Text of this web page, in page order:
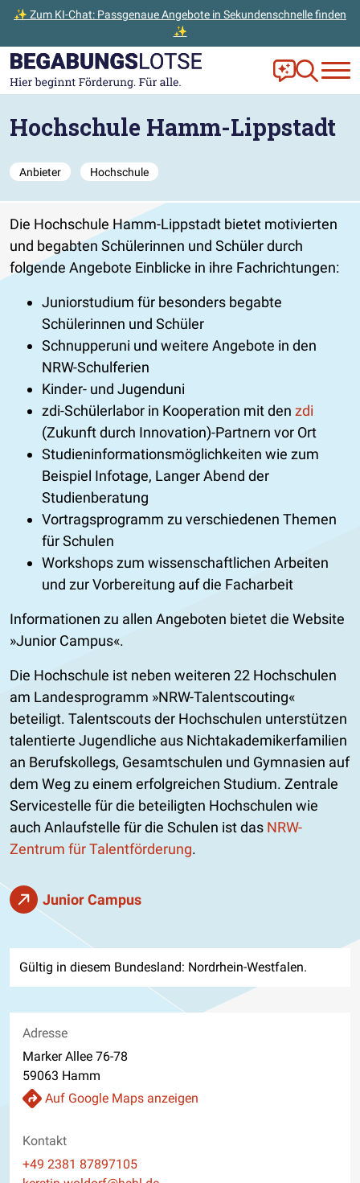
✨ Zum KI-Chat: Passgenaue Angebote in Sekundenschnelle finden
✨
Zum Hauptinhalt der Seite springen
Zur Startseite gehen Frag Ella!
Zur
Hochschule Hamm-Lippstadt
Anbieter Hochschule
Die Hochschule Hamm-Lippstadt bietet motivierten
und begabten Schülerinnen und Schüler durch
folgende Angebote Einblicke in ihre Fachrichtungen:
Juniorstudium für besonders begabte
Schülerinnen und Schüler
Schnupperuni und weitere Angebote in den
NRW-Schulferien
Kinder- und Jugenduni
zdi-Schülerlabor in Kooperation mit den zdi
(Zukunft durch Innovation)-Partnern vor Ort
Studieninformationsmöglichkeiten wie zum
Beispiel Infotage, Langer Abend der
Studienberatung
Vortragsprogramm zu verschiedenen Themen
für Schulen
Workshops zum wissenschaftlichen Arbeiten
und zur Vorbereitung auf die Facharbeit
Informationen zu allen Angeboten bietet die Website
Junior Campus .
Die Hochschule ist neben weiteren 22 Hochschulen
am Landesprogramm »NRW-Talentscouting«
beteiligt. Talentscouts der Hochschulen unterstützen
talentierte Jugendliche aus Nichtakademikerfamilien
an Berufskollegs, Gesamtschulen und Gymnasien auf
dem Weg zu einem erfolgreichen Studium. Zentrale
Servicestelle für die beteiligten Hochschulen wie
auch Anlaufstelle für die Schulen ist das NRW-
Zentrum für Talentförderung.
Junior Campus
Gültig in diesem Bundesland: Nordrhein-Westfalen.
Adresse
Marker Allee 76-78
59063 Hamm
Auf Google Maps anzeigen
Kontakt
Telefon
+49 2381 87897105